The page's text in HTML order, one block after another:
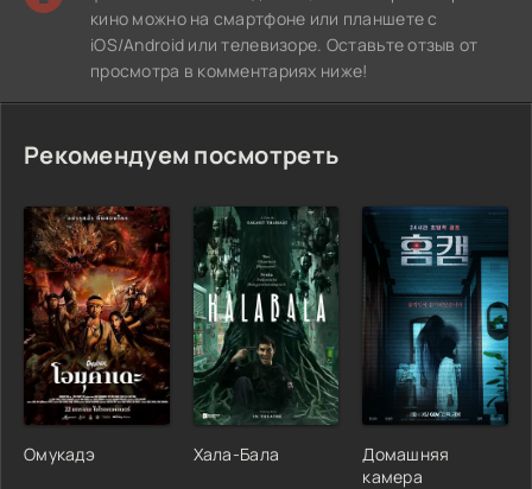
кино можно на смартфоне или планшете с
iOS/Android или телевизоре. Оставьте отзыв от
просмотра в комментариях ниже!
Рекомендуем посмотреть
Омукадэ Хала-Бала
Домашняя
камера